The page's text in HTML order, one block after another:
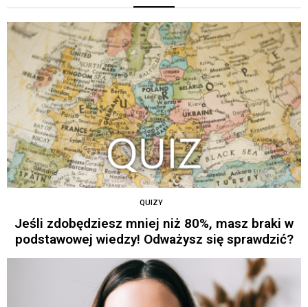
QUIZY
Jeśli zdobędziesz mniej niż 80%, masz braki w
podstawowej wiedzy! Odważysz się sprawdzić?